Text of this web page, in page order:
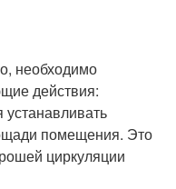
необходимо
действия:
помещения. Это
циркуляции